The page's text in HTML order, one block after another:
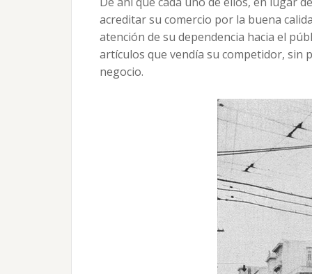
acreditar su comercio por la buena
atención de su dependencia hacia el
artículos que vendía su competidor, sin
negocio.